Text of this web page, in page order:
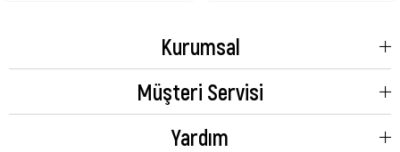
Kurumsal
Müşteri Servisi
Yardım